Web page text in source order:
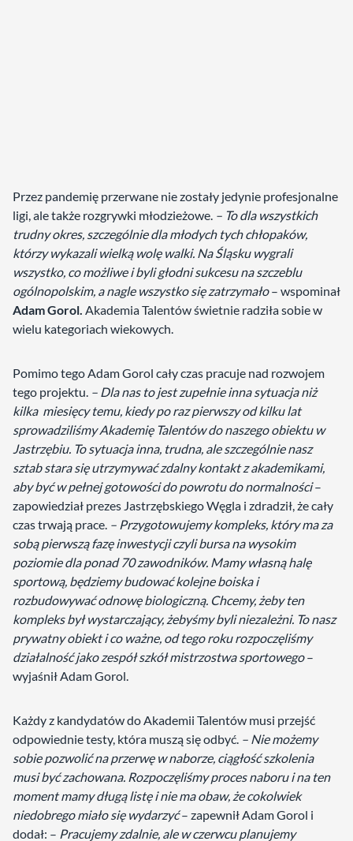
Przez pandemię przerwane nie zostały jedynie profesjonalne
ligi, ale także rozgrywki młodzieżowe. – To dla wszystkich
trudny okres, szczególnie dla młodych tych chłopaków,
którzy wykazali wielką wolę walki. Na Śląsku wygrali
wszystko, co możliwe i byli głodni sukcesu na szczeblu
ogólnopolskim, a nagle wszystko się zatrzymało– wspominał
Adam Gorol. Akademia Talentów świetnie radziła sobie w
wielu kategoriach wiekowych.
Pomimo tego Adam Gorol cały czas pracuje nad rozwojem
tego projektu. – Dla nas to jest zupełnie inna sytuacja niż
kilka miesięcy temu, kiedy po raz pierwszy od kilku lat
sprowadziliśmy Akademię Talentów do naszego obiektu w
Jastrzębiu. To sytuacja inna, trudna, ale szczególnie nasz
sztab stara się utrzymywać zdalny kontakt z akademikami,
aby być w pełnej gotowości do powrotu do normalności–
zapowiedział prezes Jastrzębskiego Węgla i zdradził, że cały
czas trwają prace. – Przygotowujemy kompleks, który ma za
sobą pierwszą fazę inwestycji czyli bursa na wysokim
poziomie dla ponad 70 zawodników. Mamy własną halę
sportową, będziemy budować kolejne boiska i
rozbudowywać odnowę biologiczną. Chcemy, żeby ten
kompleks był wystarczający, żebyśmy byli niezależni. To nasz
prywatny obiekt i co ważne, od tego roku rozpoczęliśmy
działalność jako zespół szkół mistrzostwa sportowego–
wyjaśnił Adam Gorol.
Każdy z kandydatów do Akademii Talentów musi przejść
odpowiednie testy, która muszą się odbyć. – Nie możemy
sobie pozwolić na przerwę w naborze, ciągłość szkolenia
musi być zachowana. Rozpoczęliśmy proces naboru i na ten
moment mamy długą listę i nie ma obaw, że cokolwiek
niedobrego miało się wydarzyć– zapewnił Adam Gorol i
dodał: – Pracujemy zdalnie, ale w czerwcu planujemy